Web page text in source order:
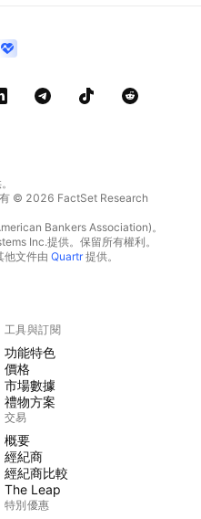
© 2026 FactSet Research
Bankers Association)。
Inc.提供。保留所有權利。
他文件由 Quartr提供。
工具與訂閱
功能特色
價格
市場數據
禮物方案
交易
概要
經紀商
經紀商比較
The Leap
特別優惠